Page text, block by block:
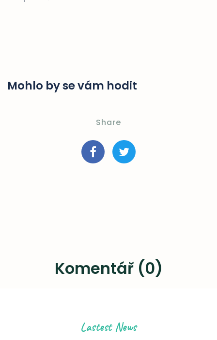
Mohlo by se vám hodit
Share
Komentář (0)
Lastest News